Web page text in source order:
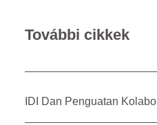
További cikkek
IDI Dan Penguatan